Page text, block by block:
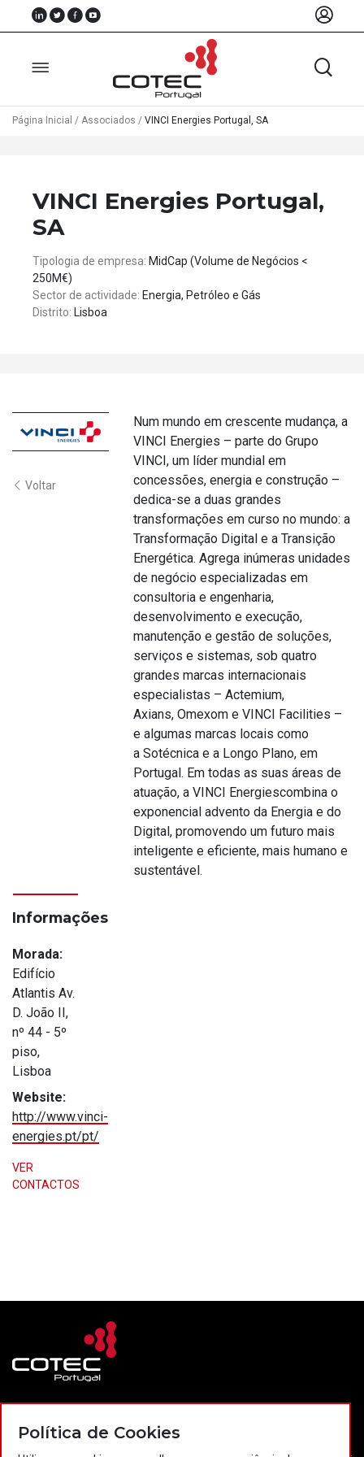
Associados
Recursos
Notícias
Eventos
Página Inicial / Associados / VINCI Energies Portugal, SA
VINCI Energies Portugal,
SA
Tipologia de empresa: MidCap (Volume de Negócios <
250M€)
Sector de actividade: Energia, Petróleo e Gás
Distrito: Lisboa
Voltar
Num mundo em crescente mudança, a
VINCI Energies – parte do Grupo
VINCI, um líder mundial em
concessões, energia e construção –
dedica-se a duas grandes
transformações em curso no mundo: a
Transformação Digital e a Transição
Energética. Agrega inúmeras unidades
de negócio especializadas em
consultoria e engenharia,
desenvolvimento e execução,
manutenção e gestão de soluções,
serviços e sistemas, sob quatro
grandes marcas internacionais
especialistas – Actemium,
Axians, Omexom e VINCI Facilities –
e algumas marcas locais como
a Sotécnica e a Longo Plano, em
Portugal. Em todas as suas áreas de
atuação, a VINCI Energiescombina o
exponencial advento da Energia e do
Digital, promovendo um futuro mais
inteligente e eficiente, mais humano e
sustentável.
Informações
Morada:
Edifício
Atlantis Av.
D. João II,
nº 44 - 5º
piso,
Lisboa
Website:
http://www.vinci-
energies.pt/pt/
VER
CONTACTOS
Projectos Portugal 2020
Política de Cookies